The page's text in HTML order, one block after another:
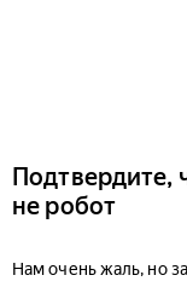
Подтвердите,
не робот
Нам очень жаль, но